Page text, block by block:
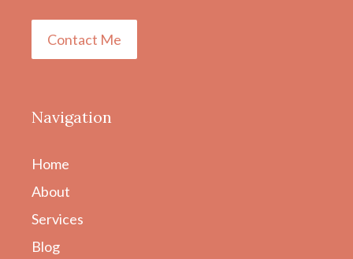
Contact Me
Navigation
Home
About
Services
Blog